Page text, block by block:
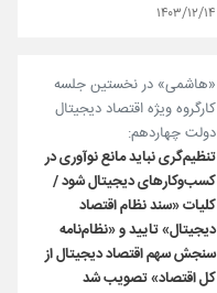
۱۴۰۳/۱۲/۱۴
«هاشمی» در نخستین جلسه
کارگروه ویژه اقتصاد دیجیتال
دولت چهاردهم:
تنظیم‌گری نباید مانع نوآوری در
کسب‌وکارهای دیجیتال شود /
کلیات «سند نظام اقتصاد
دیجیتال» تایید و «نظام‌نامه
سنجش سهم اقتصاد دیجیتال از
کل اقتصاد» تصویب شد